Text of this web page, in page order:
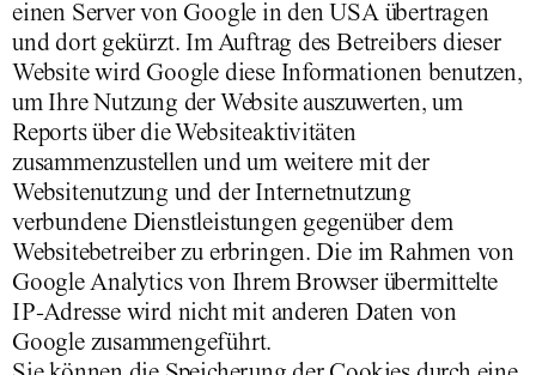
einen Server von Google in den USA übertragen
und dort gekürzt. Im Auftrag des Betreibers dieser
Website wird Google diese Informationen benutzen,
um Ihre Nutzung der Website auszuwerten, um
Reports über die Websiteaktivitäten
zusammenzustellen und um weitere mit der
Websitenutzung und der Internetnutzung
verbundene Dienstleistungen gegenüber dem
Websitebetreiber zu erbringen. Die im Rahmen von
Google Analytics von Ihrem Browser übermittelte
IP-Adresse wird nicht mit anderen Daten von
Google zusammengeführt.